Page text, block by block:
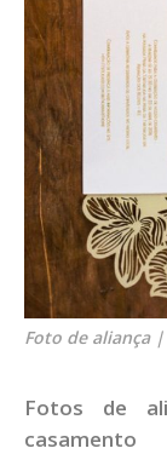
Foto de aliança
Fotos de
casamento